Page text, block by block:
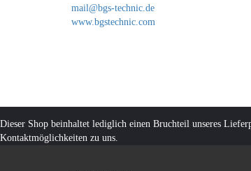
mail@bgs-technic.de
www.bgstechnic.com
Dieser Shop beinhaltet lediglich einen Bruchteil unseres
Kontaktmöglichkeiten zu uns.